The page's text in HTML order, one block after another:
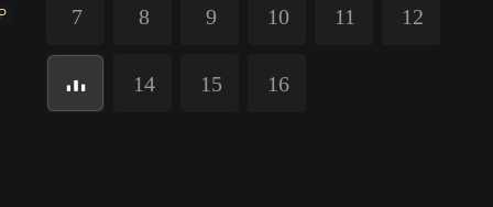
7 8 9 10 11 12
14 15 16